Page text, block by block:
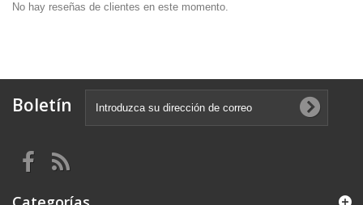
No hay reseñas de clientes en este momento.
Boletín